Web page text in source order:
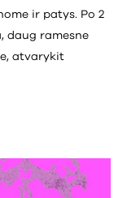
ir patys. Po 2
daug ramesne
atvarykit